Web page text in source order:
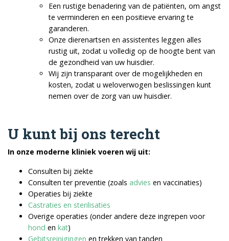
Een rustige benadering van de patiënten, om angst
te verminderen en een positieve ervaring te
garanderen.
Onze dierenartsen en assistentes leggen alles
rustig uit, zodat u volledig op de hoogte bent van
de gezondheid van uw huisdier.
Wij zijn transparant over de mogelijkheden en
kosten, zodat u weloverwogen beslissingen kunt
nemen over de zorg van uw huisdier.
U kunt bij ons terecht
In onze moderne kliniek voeren wij uit:
Consulten bij ziekte
Consulten ter preventie (zoals advies en vaccinaties)
Operaties bij ziekte
Castraties en sterilisaties
Overige operaties (onder andere deze ingrepen voor
hond en kat)
Gebitsreinigingen en trekken van tanden